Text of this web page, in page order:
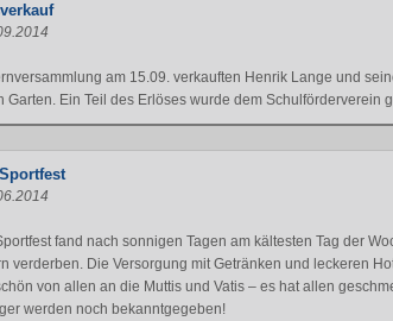
am 15.09. verkauften Henrik Lange und
Garten. Ein Teil des Erlöses wurde dem Schulförderverein
fand nach sonnigen Tagen am kältesten Tag der
verderben. Die Versorgung mit Getränken und leckeren
von allen an die Muttis und Vatis – es hat allen
werden noch bekanntgegeben!